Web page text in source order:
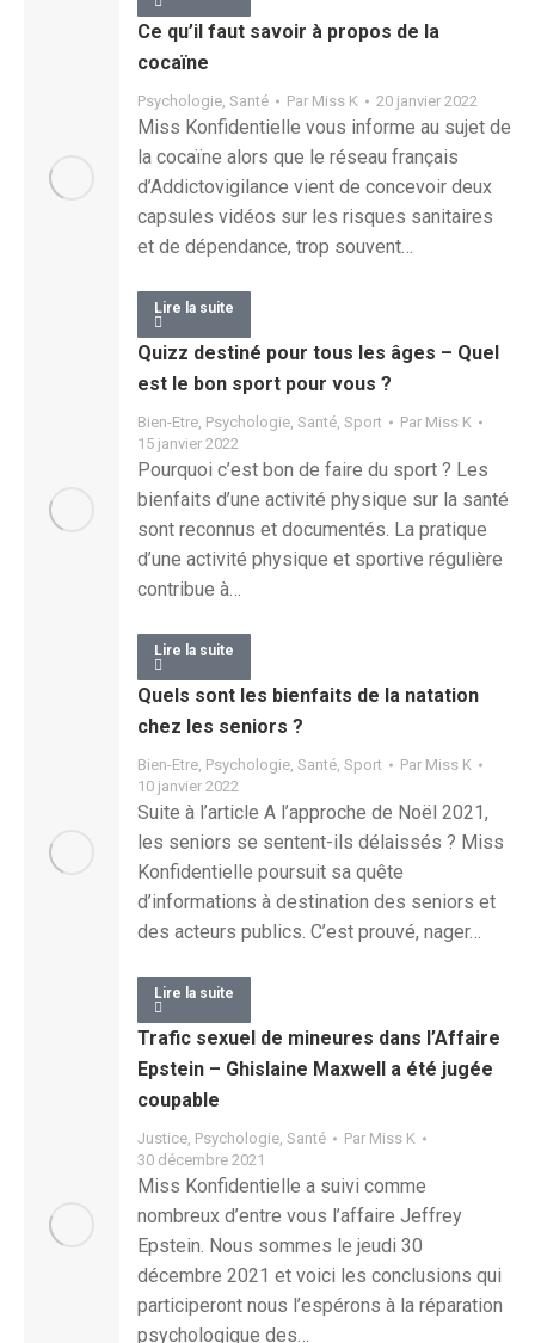
Ce qu’il faut savoir à propos de la
cocaïne
Psychologie, Santé Par Miss K 20 janvier 2022
Miss Konfidentielle vous informe au sujet de
la cocaïne alors que le réseau français
d’Addictovigilance vient de concevoir deux
capsules vidéos sur les risques sanitaires
et de dépendance, trop souvent…
Lire la suite
Quizz destiné pour tous les âges – Quel
est le bon sport pour vous ?
Bien-Etre, Psychologie, Santé, Sport Par Miss K
15 janvier 2022
Pourquoi c’est bon de faire du sport ? Les
bienfaits d’une activité physique sur la santé
sont reconnus et documentés. La pratique
d’une activité physique et sportive régulière
contribue à…
Lire la suite
Quels sont les bienfaits de la natation
chez les seniors ?
Bien-Etre, Psychologie, Santé, Sport Par Miss K
10 janvier 2022
Suite à l’article A l’approche de Noël 2021,
les seniors se sentent-ils délaissés ? Miss
Konfidentielle poursuit sa quête
d’informations à destination des seniors et
des acteurs publics. C’est prouvé, nager…
Lire la suite
Trafic sexuel de mineures dans l’Affaire
Epstein – Ghislaine Maxwell a été jugée
coupable
Justice, Psychologie, Santé Par Miss K
30 décembre 2021
Miss Konfidentielle a suivi comme
nombreux d’entre vous l’affaire Jeffrey
Epstein. Nous sommes le jeudi 30
décembre 2021 et voici les conclusions qui
participeront nous l’espérons à la réparation
psychologique des…